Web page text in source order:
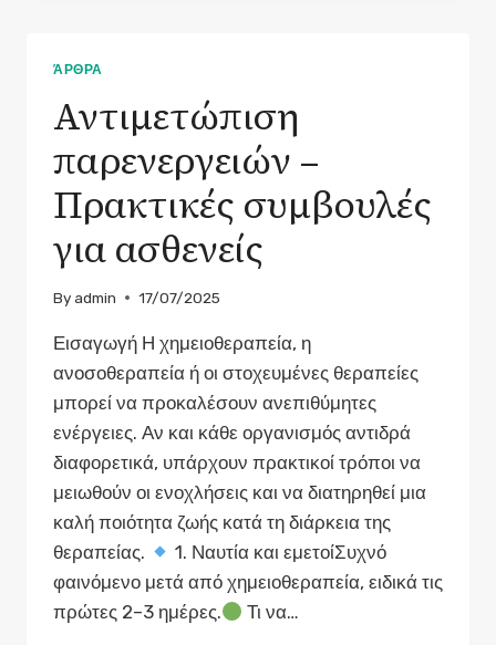
ΔΕΔΟΜΈΝΑ
ΓΙΑ
ΤΗ
ΣΎΓΧΡΟΝΗ
ΟΓΚΟΛΟΓΊΑ
ΆΡΘΡΑ
Αντιμετώπιση
παρενεργειών –
Πρακτικές συμβουλές
για ασθενείς
Byadmin 17/07/2025
Εισαγωγή Η χημειοθεραπεία, η
ανοσοθεραπεία ή οι στοχευμένες θεραπείες
μπορεί να προκαλέσουν ανεπιθύμητες
ενέργειες. Αν και κάθε οργανισμός αντιδρά
διαφορετικά, υπάρχουν πρακτικοί τρόποι να
μειωθούν οι ενοχλήσεις και να διατηρηθεί μια
καλή ποιότητα ζωής κατά τη διάρκεια της
θεραπείας.
1. Ναυτία και εμετοίΣυχνό
φαινόμενο μετά από χημειοθεραπεία, ειδικά τις
πρώτες 2–3 ημέρες.
Τι να…